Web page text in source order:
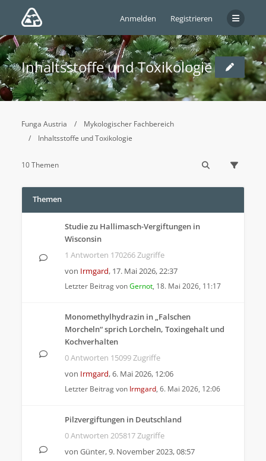
Anmelden Registrieren
Inhaltsstoffe und Toxikologie
Funga Austria
Mykologischer Fachbereich
Inhaltsstoffe und Toxikologie
10 Themen
Themen
Studie zu Hallimasch-Vergiftungen in
Wisconsin
1 Antworten 170266 Zugriffe
von Irmgard, 17. Mai 2026, 22:37
Letzter Beitrag vonGernot, 18. Mai 2026, 11:17
Monomethylhydrazin in „Falschen
Morcheln“ sprich Lorcheln, Toxingehalt und
Kochverhalten
0 Antworten 15099 Zugriffe
von Irmgard,6. Mai 2026, 12:06
Letzter Beitrag von Irmgard, 6. Mai 2026, 12:06
Pilzvergiftungen in Deutschland
0 Antworten 205817 Zugriffe
von Günter,9. November 2023, 08:57